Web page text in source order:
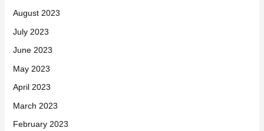
August 2023
July 2023
June 2023
May 2023
April 2023
March 2023
February 2023